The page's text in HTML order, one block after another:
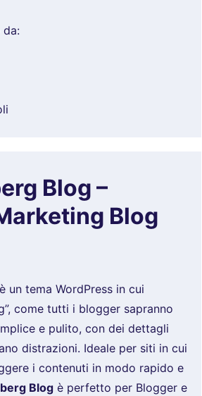
da:
Blog –
Blog
è un tema WordPress in cui
come tutti i blogger sapranno
e pulito, con dei dettagli
distrazioni. Ideale per siti in cui
i contenuti in modo rapido e
Blog è perfetto per Blogger e